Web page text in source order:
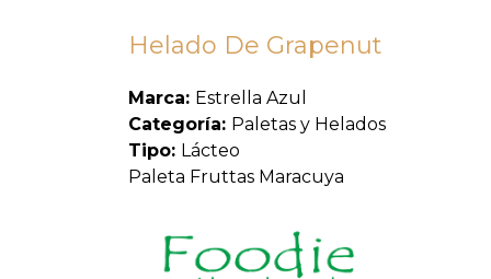
Helado De Grapenut
Marca: Estrella Azul
Categoría: Paletas y Helados
Tipo: Lácteo
Paleta Fruttas Maracuya